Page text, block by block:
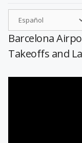
Barcelona
Takeoffs and